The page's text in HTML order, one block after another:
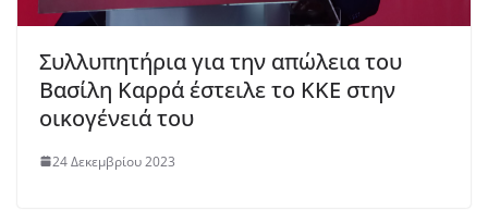
Συλλυπητήρια για την απώλεια του
Βασίλη Καρρά έστειλε το ΚΚΕ στην
οικογένειά του
24 Δεκεμβρίου 2023